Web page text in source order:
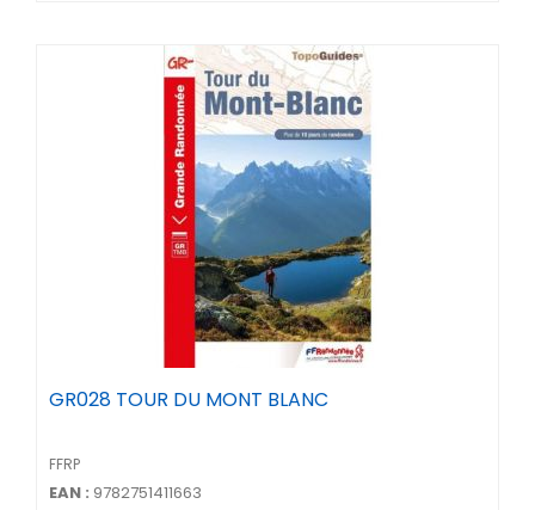
GR028 TOUR DU MONT BLANC
FFRP
EAN : 9782751411663